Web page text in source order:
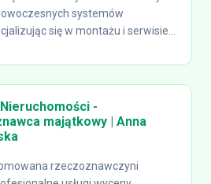
systemów
się w montażu i serwisie...
-
majątkowy | Anna
rzeczoznawczyni